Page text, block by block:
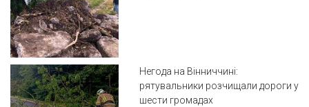
Негода на Вінниччині:
рятувальники розчищали дороги у
шести громадах